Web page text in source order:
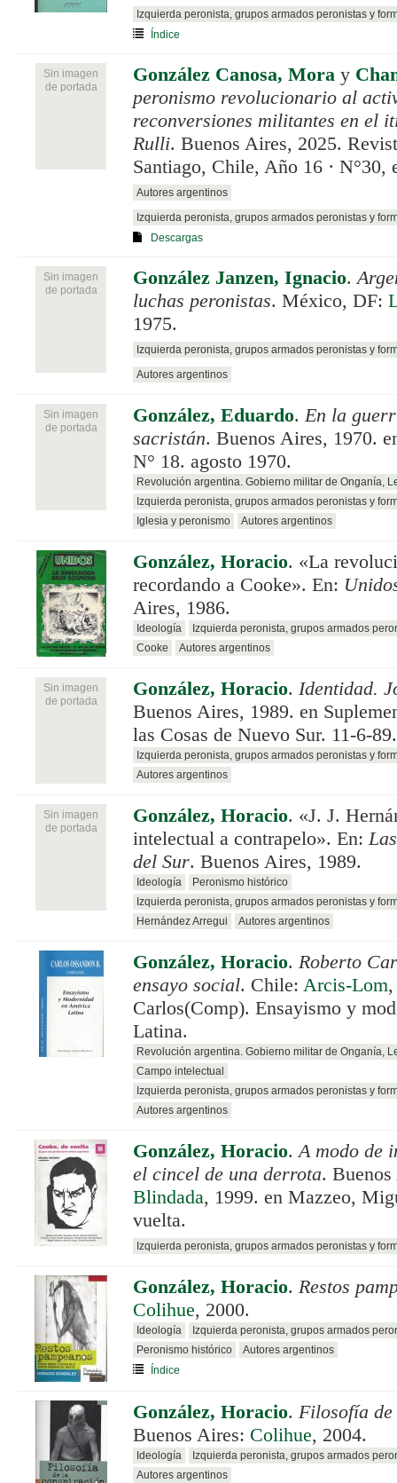
Izquierda peronista, grupos armados peronistas y
Índice
Sin imagen
de portada
González Canosa, Mora y
peronismo revolucionario al
reconversiones militantes en el
Rulli. Buenos Aires, 2025.
Santiago, Chile, Año 16 · N°30,
Autores argentinos
Izquierda peronista, grupos armados peronistas y
Descargas
Sin imagen
de portada
González Janzen, Ignacio.
luchas peronistas. México, DF:
1975.
Izquierda peronista, grupos armados peronistas y
Autores argentinos
Sin imagen
de portada
González, Eduardo. En la
sacristán. Buenos Aires, 1970.
N° 18. agosto 1970.
Revolución argentina. Gobierno militar de Onganía,
Izquierda peronista, grupos armados peronistas y
Iglesia y peronismo
Autores argentinos
González, Horacio. «La
recordando a Cooke». En:
Aires, 1986.
Ideología
Izquierda peronista, grupos armados
Cooke
Autores argentinos
Sin imagen
de portada
González, Horacio. Identidad.
Buenos Aires, 1989. en
las Cosas de Nuevo Sur. 11-6-89.
Izquierda peronista, grupos armados peronistas y
Autores argentinos
Sin imagen
de portada
González, Horacio. «J. J.
intelectual a contrapelo». En:
del Sur. Buenos Aires, 1989.
Ideología
Peronismo histórico
Izquierda peronista, grupos armados peronistas y
Hernández Arregui
Autores argentinos
González, Horacio. Roberto
ensayo social. Chile: Arcis-Lom
Carlos(Comp). Ensayismo y
Latina.
Revolución argentina. Gobierno militar de Onganía,
Campo intelectual
Izquierda peronista, grupos armados peronistas y
Autores argentinos
González, Horacio. A modo de
el cincel de una derrota.
Blindada, 1999. en Mazzeo,
vuelta.
Izquierda peronista, grupos armados peronistas y
González, Horacio. Restos
Colihue, 2000.
Ideología
Izquierda peronista, grupos armados
Peronismo histórico
Autores argentinos
Índice
González, Horacio. Filosofía
Buenos Aires: Colihue, 2004.
Ideología
Izquierda peronista, grupos armados
Autores argentinos